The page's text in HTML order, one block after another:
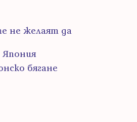
не желаят да
бягане